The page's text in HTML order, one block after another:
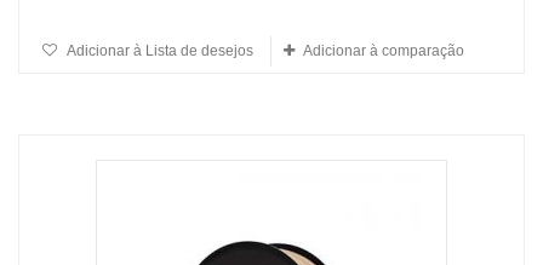
Adicionar à Lista de desejos Adicionar à comparação